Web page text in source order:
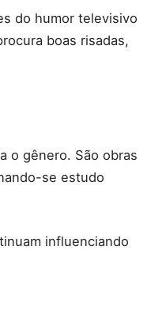
do humor televisivo
boas risadas,
o gênero. São obras
se estudo
influenciando